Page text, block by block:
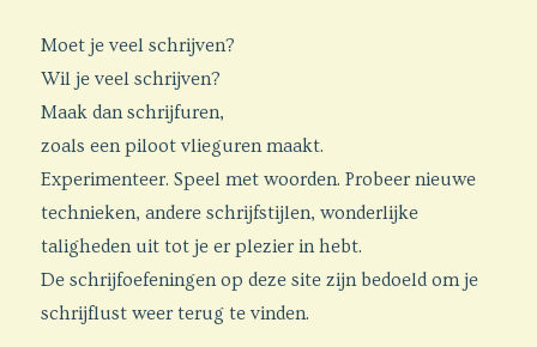
Moet je veel schrijven?
Wil je veel schrijven?
Maak dan schrijfuren,
zoals een piloot vlieguren maakt.
Experimenteer. Speel met woorden. Probeer nieuwe
technieken, andere schrijfstijlen, wonderlijke
taligheden uit tot je er plezier in hebt.
De schrijfoefeningen op deze site zijn bedoeld om je
schrijflust weer terug te vinden.